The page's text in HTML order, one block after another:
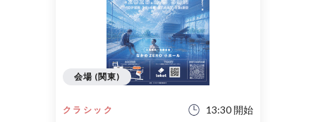
クラシック 13:30 開始
会場 (関東)